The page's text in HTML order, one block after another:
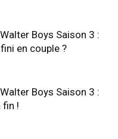
Boys Saison 3 :
en couple ?
Boys Saison 3 :
fin !